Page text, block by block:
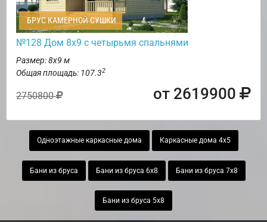
БРУС КАМЕРНОЙ СУШКИ
№128 Дом 8х9 с четырьмя спальнями
Размер: 8х9 м
Общая площадь: 107.32
2750800 от 2619900
Одноэтажные каркасные дома Каркасные дома 4х5
Бани из бруса Бани из бруса 6х8 Бани из бруса 7х8
Бани из бруса 5х8